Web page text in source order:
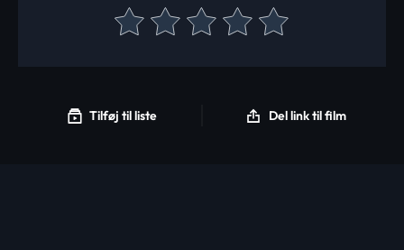
Tilføj til liste Del link til film